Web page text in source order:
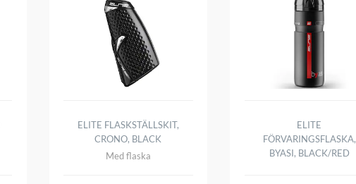
ELITE FLASKSTÄLLSKIT,
CRONO, BLACK
Med flaska
ELITE
FÖRVARINGSFLASKA,
BYASI, BLACK/RED